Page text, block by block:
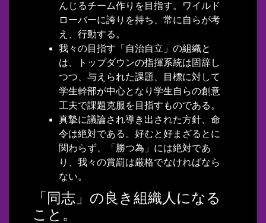
んじるチーム作りを目指す。ワイルド
ローバーに誇りを持ち、常に自らが考
え、行動する。
我々の目指す「自治自立」の組織と
は、トップダウンの指揮系統は固辞し
つつ、与えられた課題、目標に対して
学生幹部が中心となり学生自らの創意
工夫で課題克服を目指すものである。
真摯に議論され導き出された方針、命
令は絶対である。好むと好まざるとに
関わらず、「勝つ為」には絶対であ
り、我々の賞罰は厳格でなければなら
ない。
「同志」の良き組織人になる
こと。